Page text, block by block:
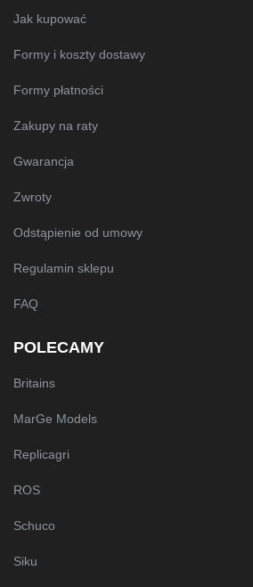
Jak kupować
Formy i koszty dostawy
Formy płatności
Zakupy na raty
Gwarancja
Zwroty
Odstąpienie od umowy
Regulamin sklepu
FAQ
POLECAMY
Britains
MarGe Models
Replicagri
ROS
Schuco
Siku